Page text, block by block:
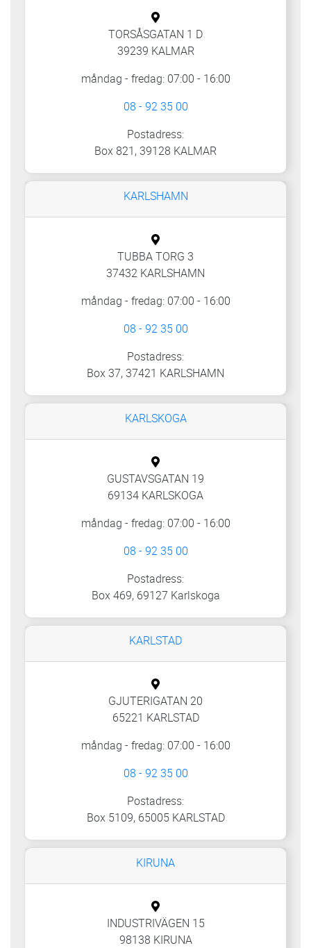
TORSÅSGATAN 1 D
39239 KALMAR
måndag - fredag: 07:00 - 16:00
08 - 92 35 00
Postadress:
Box 821, 39128 KALMAR
KARLSHAMN
TUBBA TORG 3
37432 KARLSHAMN
måndag - fredag: 07:00 - 16:00
08 - 92 35 00
Postadress:
Box 37, 37421 KARLSHAMN
KARLSKOGA
GUSTAVSGATAN 19
69134 KARLSKOGA
måndag - fredag: 07:00 - 16:00
08 - 92 35 00
Postadress:
Box 469, 69127 Karlskoga
KARLSTAD
GJUTERIGATAN 20
65221 KARLSTAD
måndag - fredag: 07:00 - 16:00
08 - 92 35 00
Postadress:
Box 5109, 65005 KARLSTAD
KIRUNA
INDUSTRIVÄGEN 15
98138 KIRUNA